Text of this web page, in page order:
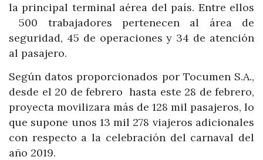
la principal terminal aérea del país. Entre ellos
500 trabajadores pertenecen al área de
seguridad, 45 de operaciones y 34 de atención
al pasajero.
Según datos proporcionados por Tocumen S.A.,
desde el 20 de febrero hasta este 28 de febrero,
proyecta movilizara más de 128 mil pasajeros, lo
que supone unos 13 mil 278 viajeros adicionales
con respecto a la celebración del carnaval del
año 2019.